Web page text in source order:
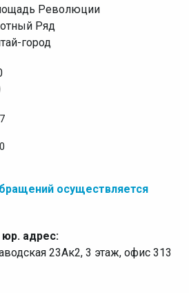
Революции
Ряд
город
осуществляется
адрес:
23Ак2, 3 этаж, офис 313